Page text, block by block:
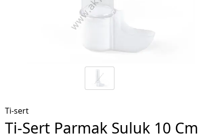
Ti-sert
Ti-Sert Parmak Suluk 10 Cm